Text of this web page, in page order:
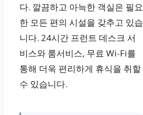
다. 깔끔하고 아늑한 객실은 필요
한 모든 편의 시설을 갖추고 있습
니다. 24시간 프런트 데스크 서
비스와 룸서비스, 무료 Wi-Fi를
통해 더욱 편리하게 휴식을 취할
수 있습니다.